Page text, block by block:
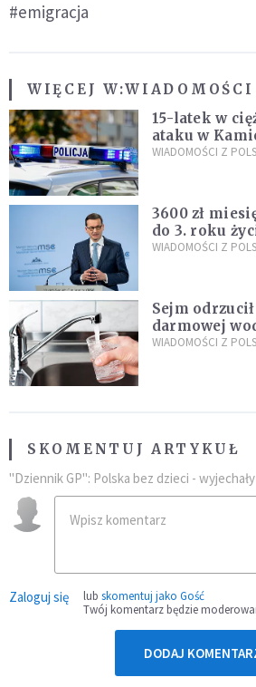
#emigracja
WIĘCEJ W:
15-latek w
ataku w
Policja
WIADOMOŚCI Z
3600 zł
do 3. roku
propozycji
WIADOMOŚCI Z
Sejm
darmowej
restauracjach
WIADOMOŚCI Z
SKOMENTUJ ARTYKUŁ
"Dziennik GP": Polska bez dzieci - wyjechały
Zaloguj się lub skomentuj jako Gość
Twój komentarz będzie
DODAJ